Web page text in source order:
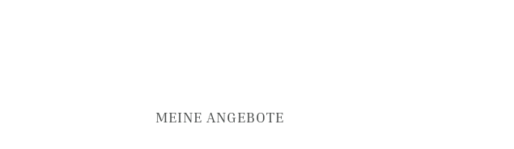
MEINE ANGEBOTE